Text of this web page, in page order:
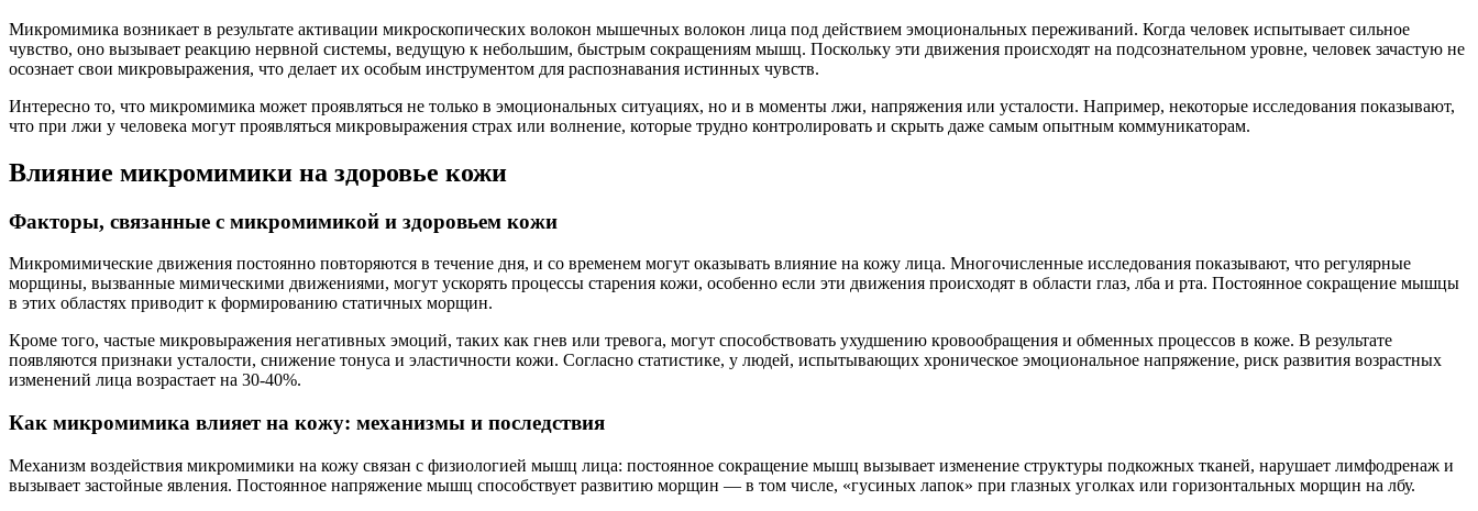
Микромимика возникает в результате активации микроскопических волокон мышечных волокон лица под действием эмоциональных переживаний. Когда человек испытывает сильное
чувство, оно вызывает реакцию нервной системы, ведущую к небольшим, быстрым сокращениям мышц. Поскольку эти движения происходят на подсознательном уровне, человек зачастую не
осознает свои микровыражения, что делает их особым инструментом для распознавания истинных чувств.
Интересно то, что микромимика может проявляться не только в эмоциональных ситуациях, но и в моменты лжи, напряжения или усталости. Например, некоторые исследования показывают,
что при лжи у человека могут проявляться микровыражения страх или волнение, которые трудно контролировать и скрыть даже самым опытным коммуникаторам.
Влияние микромимики на здоровье кожи
Факторы, связанные с микромимикой и здоровьем кожи
Микромимические движения постоянно повторяются в течение дня, и со временем могут оказывать влияние на кожу лица. Многочисленные исследования показывают, что регулярные
морщины, вызванные мимическими движениями, могут ускорять процессы старения кожи, особенно если эти движения происходят в области глаз, лба и рта. Постоянное сокращение мышцы
в этих областях приводит к формированию статичных морщин.
Кроме того, частые микровыражения негативных эмоций, таких как гнев или тревога, могут способствовать ухудшению кровообращения и обменных процессов в коже. В результате
появляются признаки усталости, снижение тонуса и эластичности кожи. Согласно статистике, у людей, испытывающих хроническое эмоциональное напряжение, риск развития возрастных
изменений лица возрастает на 30-40%.
Как микромимика влияет на кожу: механизмы и последствия
Механизм воздействия микромимики на кожу связан с физиологией мышц лица: постоянное сокращение мышц вызывает изменение структуры подкожных тканей, нарушает лимфодренаж и
вызывает застойные явления. Постоянное напряжение мышц способствует развитию морщин — в том числе, «гусиных лапок» при глазных уголках или горизонтальных морщин на лбу.